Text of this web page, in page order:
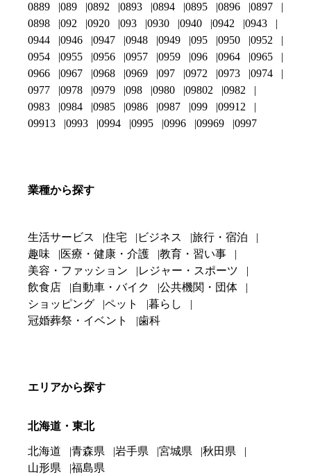
0889
089 0892 0893 0894 0895 0896
0897
0898
092 0920 093 0930 0940 0942
0943
0944
0946 0947 0948 0949 095 0950
0952
0954
0955 0956 0957 0959 096 0964
0965
0966
0967 0968 0969 097 0972 0973
0974
0977
0978 0979 098 0980 09802
0982
0983
0984 0985 0986 0987 099
09912
09913
0993 0994 0995 0996 09969 0997
業種から探す
生活サービス 住宅 ビジネス
旅行・宿泊
趣味
医療・健康・介護
教育・習い事
美容・ファッション
レジャー・スポーツ
飲食店
自動車・バイク
公共機関・団体
ショッピング
ペット
暮らし
冠婚葬祭・イベント
歯科
エリアから探す
北海道・東北
北海道 青森県 岩手県 宮城県
秋田県
山形県
福島県